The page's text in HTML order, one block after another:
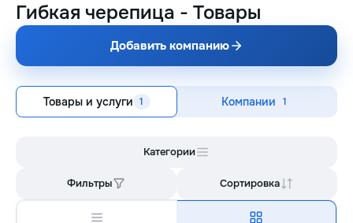
Гибкая черепица - Товары
Добавить компанию
Товары и услуги 1 Компании 1
Категории
Фильтры Сортировка